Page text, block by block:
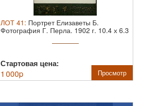
ЛОТ 41 : Портрет Елизаветы Б.
Фотография Г. Перла. 1902 г. 10.4 х 6.3
Стартовая цена:
1 000p Просмотр